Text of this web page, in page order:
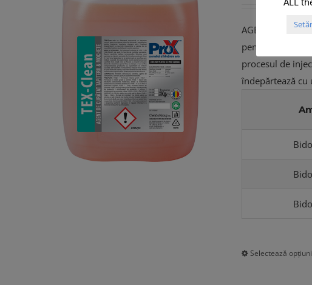
AGENT DE
pentru spălarea
procesul de
îndepărtează
Selectează